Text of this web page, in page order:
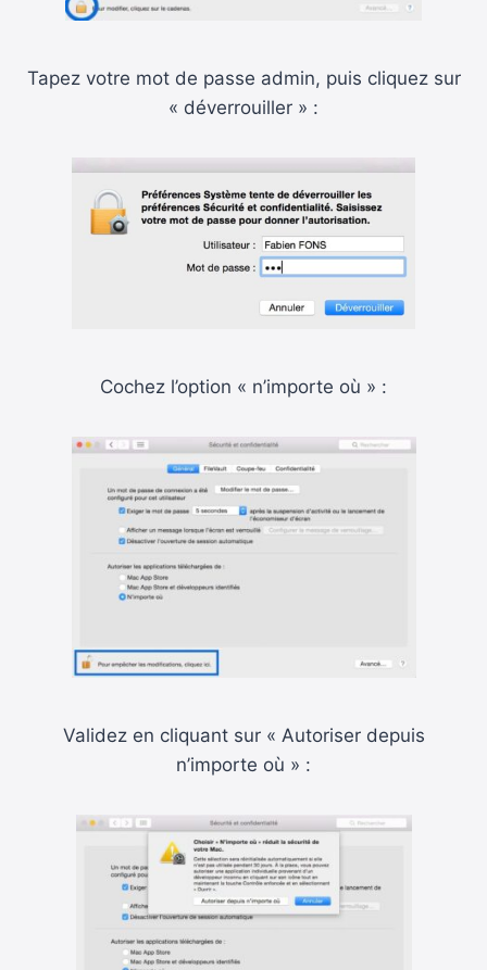
Tapez votre mot de passe admin, puis cliquez sur
« déverrouiller » :
Cochez l’option « n’importe où » :
Validez en cliquant sur « Autoriser depuis
n’importe où » :